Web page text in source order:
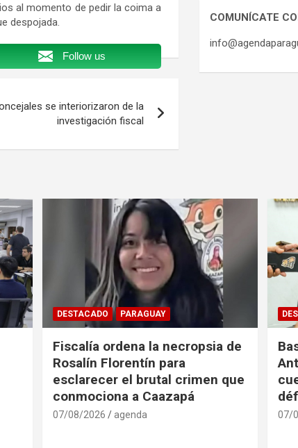
al momento de pedir la coima a
despojada.
Follow us
se interiorizaron de la
investigación fiscal
COMUNÍCATE
DESTACADO PARAGUAY
Fiscalía ordena la necropsia de
Rosalín Florentín para
esclarecer el brutal crimen que
conmociona a Caazapá
07/08/2026 agenda 07/